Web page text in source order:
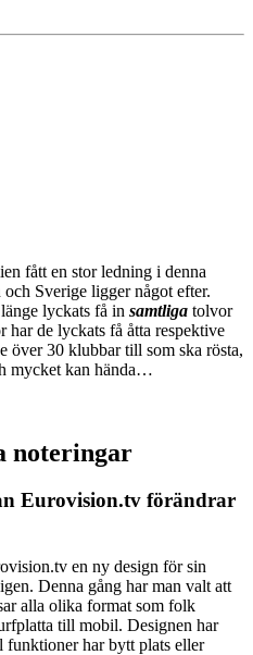
fått en stor ledning i denna
Sverige ligger något efter.
lyckats få in samtliga tolvor
de lyckats få åtta respektive
över 30 klubbar till som ska rösta,
mycket kan hända…
noteringar
Eurovision.tv förändrar
en ny design för sin
Denna gång har man valt att
alla olika format som folk
till mobil. Designen har
funktioner har bytt plats eller